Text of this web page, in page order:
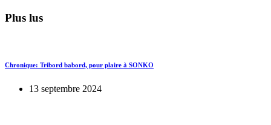
Plus lus
Chronique: Tribord babord, pour plaire à SONKO
13 septembre 2024